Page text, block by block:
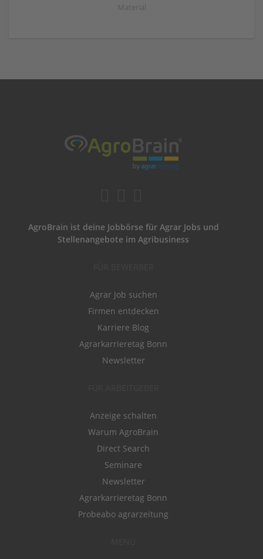
Material
AgroBrain ist deine Jobbörse für Agrar Jobs und
Stellenangebote im Agribusiness
Agrar Job suchen
Firmen entdecken
Karriere Blog
Agrarkarrieretag Bonn
Newsletter
Anzeige schalten
Warum AgroBrain
Direct Search
Seminare
Newsletter
Agrarkarrieretag Bonn
Probeabo agrarzeitung